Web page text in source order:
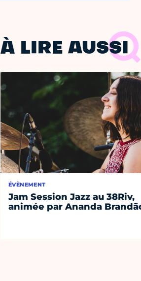
À LIRE AUSSI
ÉVÈNEMENT
Jam Session Jazz au 38Riv,
animée par Ananda